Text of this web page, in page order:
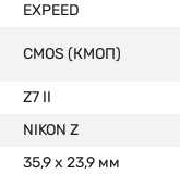
EXPEED
CMOS (КМОП)
Z7 II
NIKON Z
35,9 x 23,9 мм